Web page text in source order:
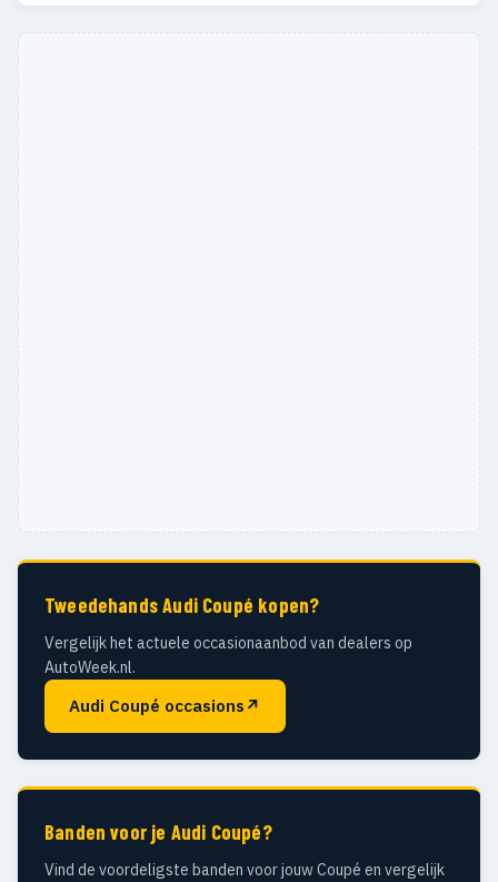
Tweedehands Audi Coupé kopen?
Vergelijk het actuele occasionaanbod van dealers op
AutoWeek.nl.
Audi Coupé occasions ↗
Banden voor je Audi Coupé?
Vind de voordeligste banden voor jouw Coupé en vergelijk